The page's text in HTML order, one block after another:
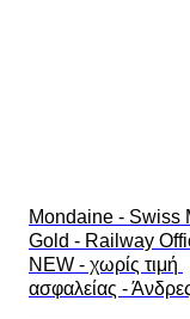
Mondaine - Swiss
Gold - Railway
NEW - χωρίς τιμή
ασφαλείας -